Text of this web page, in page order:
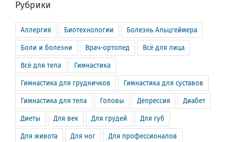
Рубрики
Аллергия Биотехнологии Болезнь Альцгеймера
Боли и болезни Врач-ортопед Всё для лица
Всё для тела Гимнастика
Гимнастика для грудничков Гимнастика для суставов
Гимнастика для тела Головы Депрессия Диабет
Диеты Для век Для грудей Для губ
Для живота Для ног Для профессионалов